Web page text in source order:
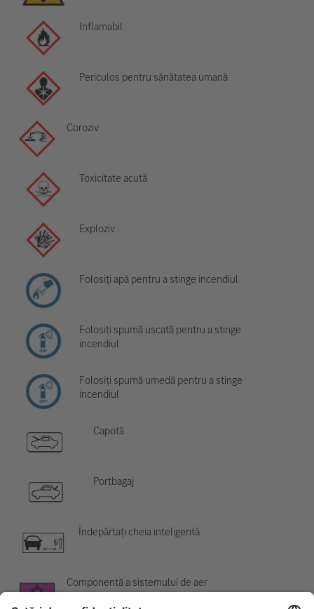
Inflamabil
Periculos pentru sănătatea umană
Coroziv
Toxicitate acută
Exploziv
Folosiți apă pentru a stinge incendiul
Folosiți spumă uscată pentru a stinge
incendiul
Folosiți spumă umedă pentru a stinge
incendiul
Capotă
Portbagaj
Îndepărtați cheia inteligentă
Componentă a sistemului de aer
condiționat